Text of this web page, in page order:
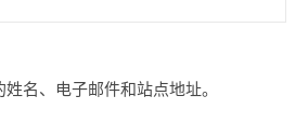
名、电子邮件和站点地址。